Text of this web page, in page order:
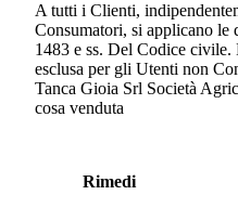
A tutti i Clienti,
Consumatori, si applicano le
1483 e ss. Del Codice
esclusa per gli Utenti non
Tanca Gioia Srl Società
cosa venduta
Rimedi